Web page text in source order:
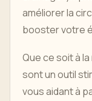
améliorer la
booster votre
Que ce soit à
sont un outil
vous aidant à